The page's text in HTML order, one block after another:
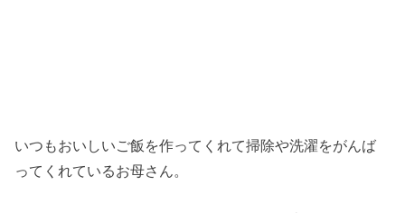
いつもおいしいご飯を作ってくれて掃除や洗濯をがんば
ってくれているお母さん。